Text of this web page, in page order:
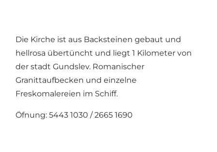
Die Kirche ist aus Backsteinen gebaut und
hellrosa übertüncht und liegt 1 Kilometer von
der stadt Gundslev. Romanischer
Granittaufbecken und einzelne
Freskomalereien im Schiff.
Öfnung: 5443 1030 / 2665 1690